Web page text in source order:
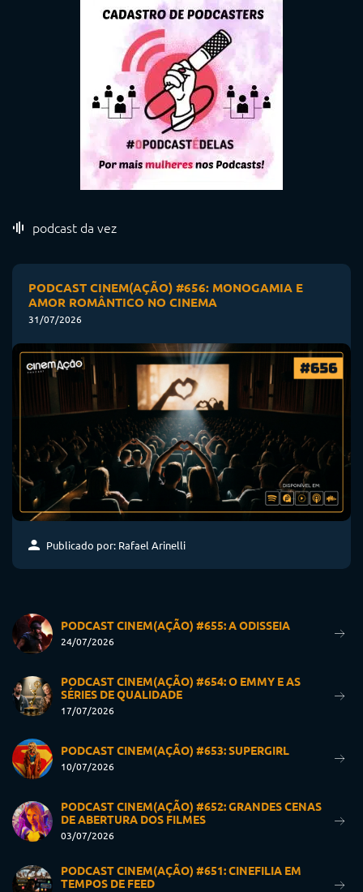
podcast da vez
PODCAST CINEM(AÇÃO) #656: MONOGAMIA E
AMOR ROMÂNTICO NO CINEMA
31/07/2026
Publicado por: Rafael Arinelli
PODCAST CINEM(AÇÃO) #655: A ODISSEIA
24/07/2026
PODCAST CINEM(AÇÃO) #654: O EMMY E AS
SÉRIES DE QUALIDADE
17/07/2026
PODCAST CINEM(AÇÃO) #653: SUPERGIRL
10/07/2026
PODCAST CINEM(AÇÃO) #652: GRANDES CENAS
DE ABERTURA DOS FILMES
03/07/2026
PODCAST CINEM(AÇÃO) #651: CINEFILIA EM
TEMPOS DE FEED